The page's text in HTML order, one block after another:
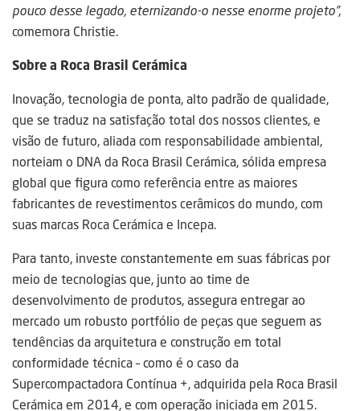
pouco desse legado, eternizando-o nesse enorme projeto”,
comemora Christie.
Sobre a Roca Brasil Cerámica
Inovação, tecnologia de ponta, alto padrão de qualidade,
que se traduz na satisfação total dos nossos clientes, e
visão de futuro, aliada com responsabilidade ambiental,
norteiam o DNA da Roca Brasil Cerámica, sólida empresa
global que figura como referência entre as maiores
fabricantes de revestimentos cerâmicos do mundo, com
suas marcas Roca Cerámica e Incepa.
Para tanto, investe constantemente em suas fábricas por
meio de tecnologias que, junto ao time de
desenvolvimento de produtos, assegura entregar ao
mercado um robusto portfólio de peças que seguem as
tendências da arquitetura e construção em total
conformidade técnica – como é o caso da
Supercompactadora Contínua +, adquirida pela Roca Brasil
Cerámica em 2014, e com operação iniciada em 2015.